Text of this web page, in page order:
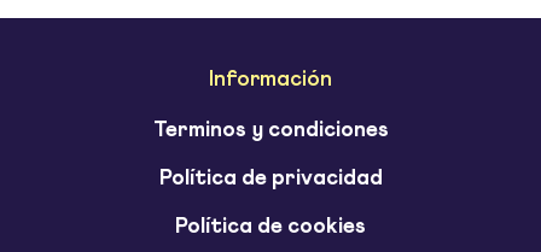
Información
Terminos y condiciones
Política de privacidad
Política de cookies